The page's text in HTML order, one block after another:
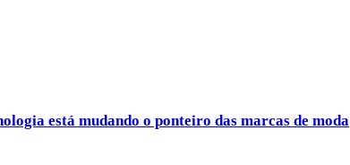
está mudando o ponteiro das marcas de moda